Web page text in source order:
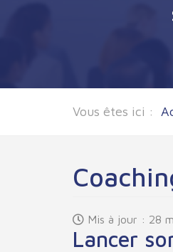
Vous êtes ici :
Mis à jour : 28
Lancer